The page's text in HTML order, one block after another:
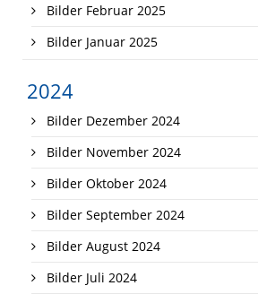
Bilder Februar 2025
Bilder Januar 2025
2024
Bilder Dezember 2024
Bilder November 2024
Bilder Oktober 2024
Bilder September 2024
Bilder August 2024
Bilder Juli 2024